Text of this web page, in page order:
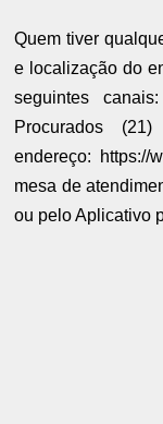
Quem tiver
e localização do
seguintes
Procurados
endereço: https://
mesa de
ou pelo Aplicativo